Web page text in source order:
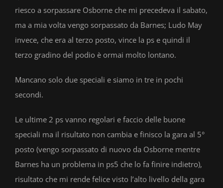
riesco a sorpassare Osborne che mi precedeva il sabato,
ma a mia volta vengo sorpassato da Barnes; Ludo May
invece, che era al terzo posto, vince la ps e quindi il
terzo gradino del podio è ormai molto lontano.
Mancano solo due speciali e siamo in tre in pochi
secondi.
Le ultime 2 ps vanno regolari e faccio delle buone
speciali ma il risultato non cambia e finisco la gara al 5°
posto (vengo sorpassato di nuovo da Osborne mentre
Barnes ha un problema in ps5 che lo fa finire indietro),
risultato che mi rende felice visto l’alto livello della gara